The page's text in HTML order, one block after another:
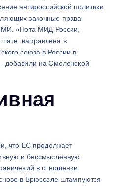
антироссийской политики
законные права
«Нота МИД России,
направлена в
союза в России в
добавили на Смоленской
что ЕС продолжает
и бессмысленную
в отношении
в Брюсселе штампуются